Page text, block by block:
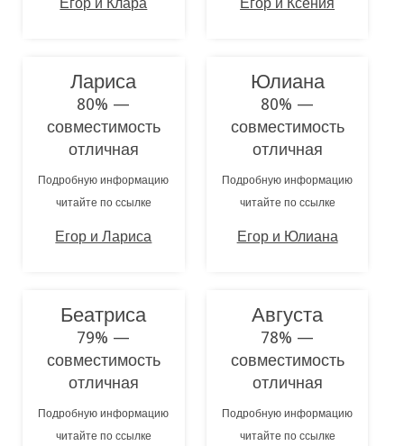
Лариса
80% —
совместимость
отличная
Подробную информацию
читайте по ссылке
Егор и Лариса
Юлиана
80% —
совместимость
отличная
Подробную информацию
читайте по ссылке
Егор и Юлиана
Беатриса
79% —
совместимость
отличная
Подробную информацию
читайте по ссылке
Августа
78% —
совместимость
отличная
Подробную информацию
читайте по ссылке